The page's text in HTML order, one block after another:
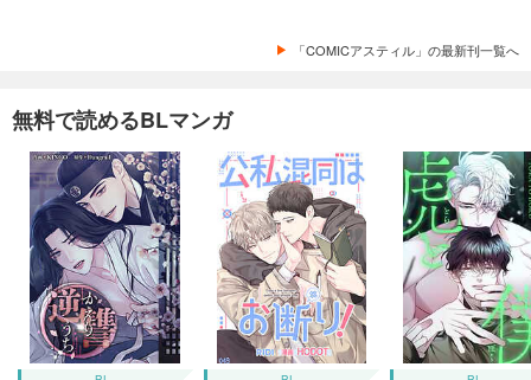
「COMICアスティル」の最新刊一覧へ
無料で読めるBLマンガ